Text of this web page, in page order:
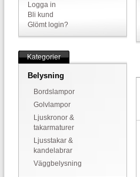
Logga in
Bli kund
Glömt login?
Kategorier
Belysning
Bordslampor
Golvlampor
Ljuskronor &
takarmaturer
Ljusstakar &
kandelabrar
Väggbelysning